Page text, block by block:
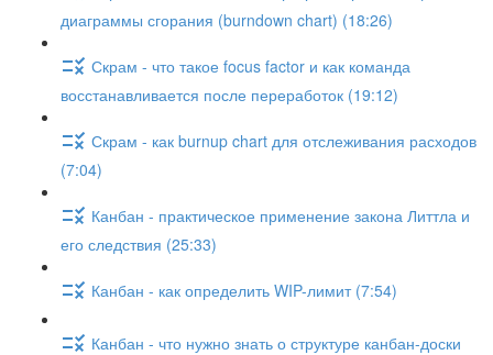
диаграммы сгорания (burndown chart) (18:26)
Скрам - что такое focus factor и как команда
восстанавливается после переработок (19:12)
Скрам - как burnup chart для отслеживания расходов
(7:04)
Канбан - практическое применение закона Литтла и
его следствия (25:33)
Канбан - как определить WIP-лимит (7:54)
Канбан - что нужно знать о структуре канбан-доски